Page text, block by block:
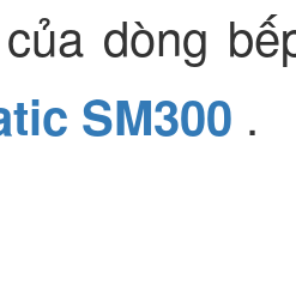
dòng
SM300 .